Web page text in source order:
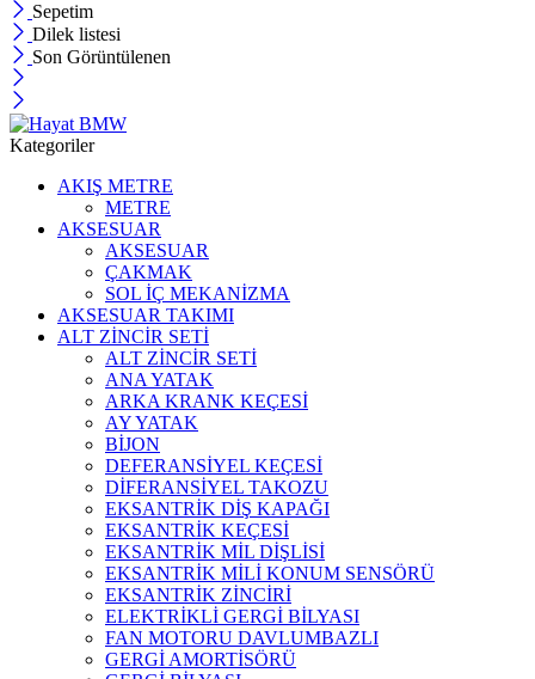
Sepetim
Dilek listesi
Son Görüntülenen
Kategoriler
AKIŞ METRE
METRE
AKSESUAR
AKSESUAR
ÇAKMAK
SOL İÇ MEKANİZMA
AKSESUAR TAKIMI
ALT ZİNCİR SETİ
ALT ZİNCİR SETİ
ANA YATAK
ARKA KRANK KEÇESİ
AY YATAK
BİJON
DEFERANSİYEL KEÇESİ
DİFERANSİYEL TAKOZU
EKSANTRİK DİŞ KAPAĞI
EKSANTRİK KEÇESİ
EKSANTRİK MİL DİŞLİSİ
EKSANTRİK MİLİ KONUM SENSÖRÜ
EKSANTRİK ZİNCİRİ
ELEKTRİKLİ GERGİ BİLYASI
FAN MOTORU DAVLUMBAZLI
GERGİ AMORTİSÖRÜ